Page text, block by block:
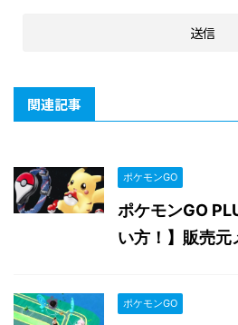
関連記事
ポケモンGO
ポケモンGO
い方！】販売元
ポケモンGO